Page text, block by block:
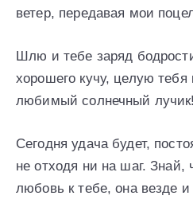
ветер, передавая мои
Шлю и тебе заряд
хорошего кучу, целую тебя
любимый солнечный лучик!
Сегодня удача будет,
не отходя ни на шаг. Знай,
любовь к тебе, она везде и